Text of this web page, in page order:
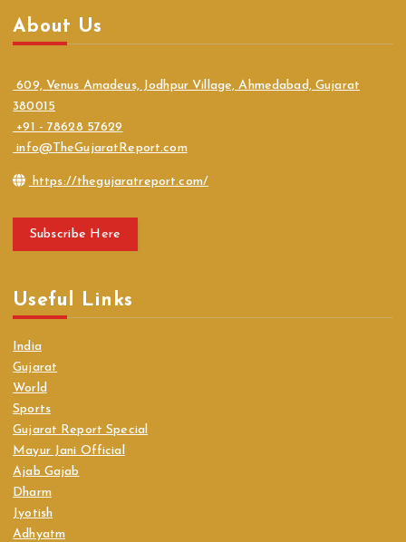
About Us
609, Venus Amadeus, Jodhpur Village, Ahmedabad, Gujarat
380015
+91 - 78628 57629
info@TheGujaratReport.com
https://thegujaratreport.com/
Subscribe Here
Useful Links
India
Gujarat
World
Sports
Gujarat Report Special
Mayur Jani Official
Ajab Gajab
Dharm
Jyotish
Adhyatm